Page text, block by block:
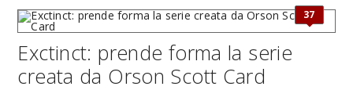
37
Exctinct: prende forma la serie
creata da Orson Scott Card